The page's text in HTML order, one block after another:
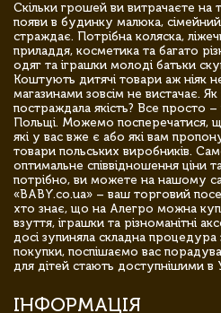
Скільки грошей ви витрачаєте на
появи в будинку малюка,
страждає. Потрібна коляска,
приладдя, косметика та багато
одяг та іграшки молоді батьки
Коштують дитячі товари аж ніяк
магазинами зовсім не вистачає.
постраждала якість? Все просто
Польщі. Можемо посперечатися,
які у вас вже є або які вам
товари польських виробників.
оптимальне співвідношення ціни
потрібно, ви можете на нашому
«BABY.co.ua» – ваш торговий
хто знає, що на Алегро можна
взуття, іграшки та різноманітні
досі зупиняла складна процедура
покупки, поспішаємо вас
для дітей стають доступнішими в
ІНФОРМАЦІЯ